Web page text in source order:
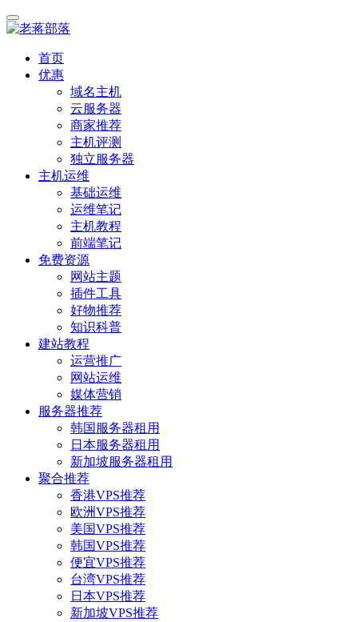
首页
优惠
域名主机
云服务器
商家推荐
主机评测
独立服务器
主机运维
基础运维
运维笔记
主机教程
前端笔记
免费资源
网站主题
插件工具
好物推荐
知识科普
建站教程
运营推广
网站运维
媒体营销
服务器推荐
韩国服务器租用
日本服务器租用
新加坡服务器租用
聚合推荐
香港VPS推荐
欧洲VPS推荐
美国VPS推荐
韩国VPS推荐
便宜VPS推荐
台湾VPS推荐
日本VPS推荐
新加坡VPS推荐